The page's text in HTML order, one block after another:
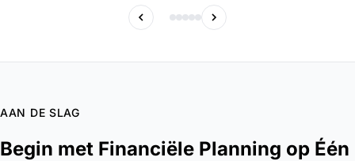
AAN DE SLAG
Begin met Financiële Planning op Één